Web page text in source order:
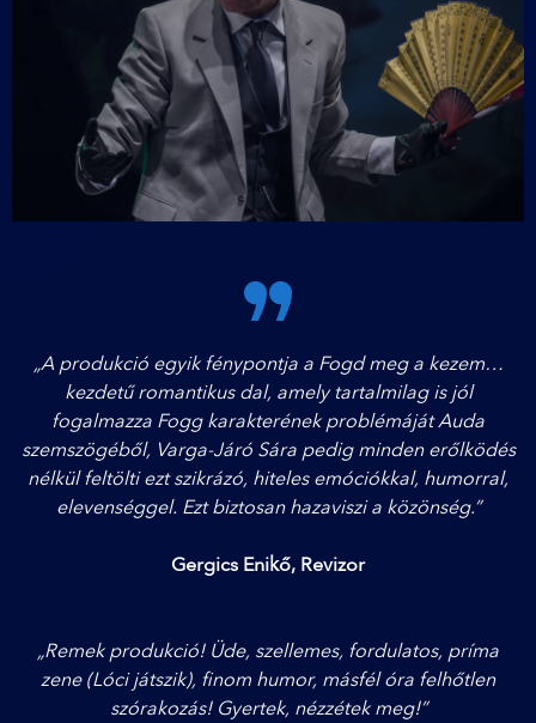
„A produkció egyik fénypontja a Fogd meg a kezem…
kezdetű romantikus dal, amely tartalmilag is jól
fogalmazza Fogg karakterének problémáját Auda
szemszögéből, Varga-Járó Sára pedig minden erőlködés
nélkül feltölti ezt szikrázó, hiteles emóciókkal, humorral,
elevenséggel. Ezt biztosan hazaviszi a közönség.”
Gergics Enikő, Revizor
„Remek produkció! Üde, szellemes, fordulatos, príma
zene (Lóci játszik), finom humor, másfél óra felhőtlen
szórakozás! Gyertek, nézzétek meg!”